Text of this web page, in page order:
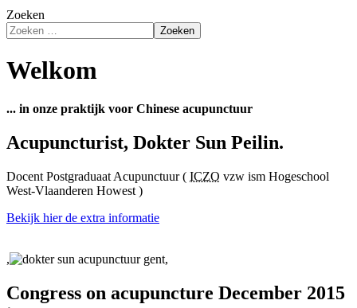
Zoeken
Zoeken
Welkom
... in onze praktijk voor Chinese acupunctuur
Acupuncturist, Dokter Sun Peilin.
Docent Postgraduaat Acupunctuur ( ICZO vzw ism Hogeschool
West-Vlaanderen Howest )
Bekijk hier de extra informatie
, ,
Congress on acupuncture December 2015